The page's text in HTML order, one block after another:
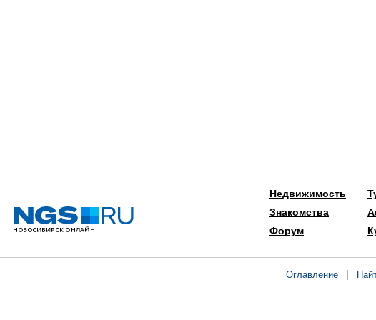
Недвижимость
Знакомства
Форум
Оглавление